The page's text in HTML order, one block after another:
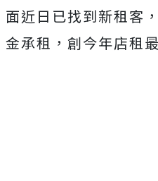
面近日已找到新租客
金承租，創今年店租